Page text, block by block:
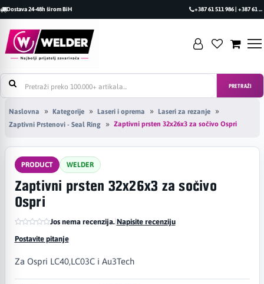
Dostava 24-48h širom BiH +387 61 511 986 | +387 61 493 470
PRETRAŽI
Naslovna Kategorije Laseri i oprema
Laseri za rezanje
Zaptivni Prstenovi - Seal Ring
Zaptivni prsten 32x26x3 za sočivo Ospri
PRODUCT WELDER
Zaptivni prsten 32x26x3 za sočivo
Ospri
Jos nema recenzija.|Napisite recenziju
Postavite pitanje
Za Ospri LC40,LC03C i Au3Tech